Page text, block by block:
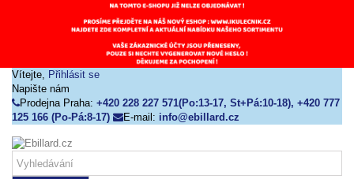
Vítejte, Přihlásit se
Napište nám
Prodejna Praha: +420 228 227 571(Po:13-17, St+Pá:10-18), +420 777
125 166 (Po-Pá:8-17)
E-mail: info@ebillard.cz